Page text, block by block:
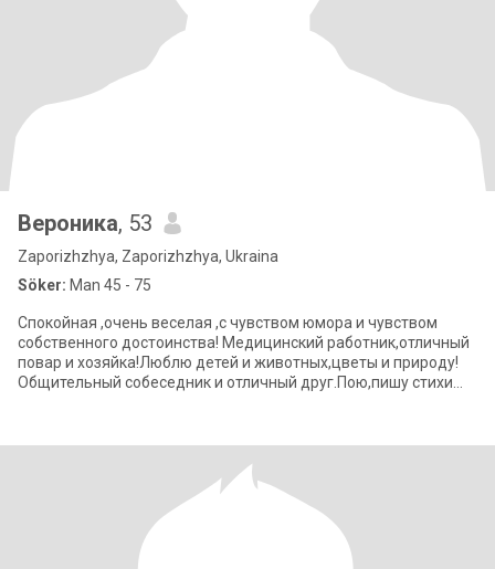
Вероника, 53
Zaporizhzhya, Zaporizhzhya, Ukraina
Söker: Man 45 - 75
Спокойная ,очень веселая ,с чувством юмора и чувством
собственного достоинства! Медицинский работник,отличный
повар и хозяйка!Люблю детей и животных,цветы и природу!
Общительный собеседник и отличный друг.Пою,пишу стихи